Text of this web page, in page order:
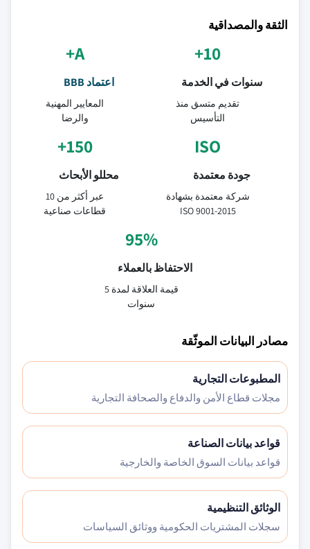
الثقة والمصداقية
10+
سنوات في الخدمة
تقديم متسق منذ
التأسيس
A+
اعتماد BBB
المعايير المهنية
والرضا
ISO
جودة معتمدة
شركة معتمدة بشهادة
ISO 9001-2015
150+
محللو الأبحاث
عبر أكثر من 10
قطاعات صناعية
95%
الاحتفاظ بالعملاء
قيمة العلاقة لمدة 5
سنوات
مصادر البيانات الموثّقة
المطبوعات التجارية
مجلات قطاع الأمن والدفاع والصحافة التجارية
قواعد بيانات الصناعة
قواعد بيانات السوق الخاصة والخارجية
الوثائق التنظيمية
سجلات المشتريات الحكومية ووثائق السياسات